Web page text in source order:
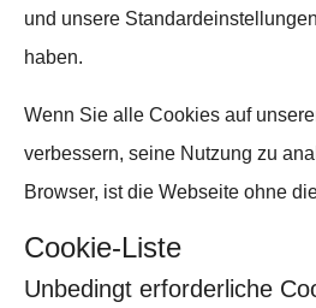
und unsere
haben.
Wenn Sie alle Cookies auf
verbessern, seine Nutzung zu
Browser, ist die Webseite ohne
Cookie-Liste
Unbedingt erforderliche